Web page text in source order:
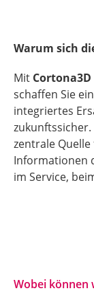
Warum sich
Mit
schaffen Sie
integriertes
zukunftssicher.
zentrale
Informationen
im Service,
Wobei können